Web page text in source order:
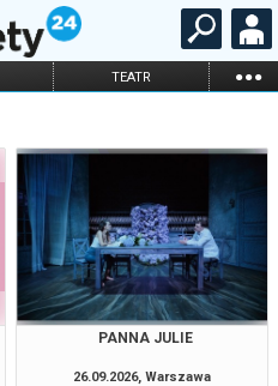
TEATR ...
KARNETY
PANNA JULIE
26.09.2026, Warszawa